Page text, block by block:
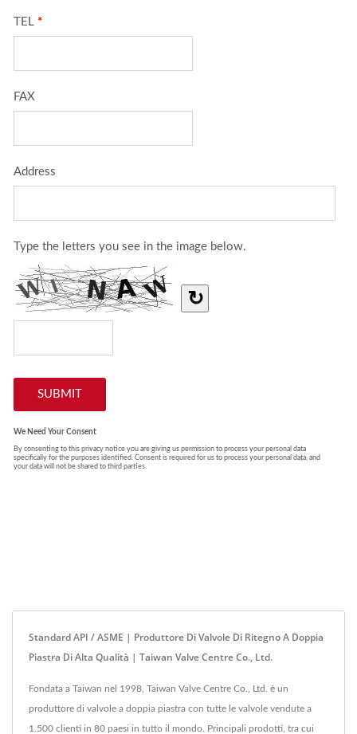
Standard API / ASME | Produttore Di Valvole Di Ritegno A Doppia
Piastra Di Alta Qualità | Taiwan Valve Centre Co., Ltd.
Fondata a Taiwan nel 1998, Taiwan Valve Centre Co., Ltd. è un
produttore di valvole a doppia piastra con tutte le valvole vendute a
1.500 clienti in 80 paesi in tutto il mondo. Principali prodotti, tra cui